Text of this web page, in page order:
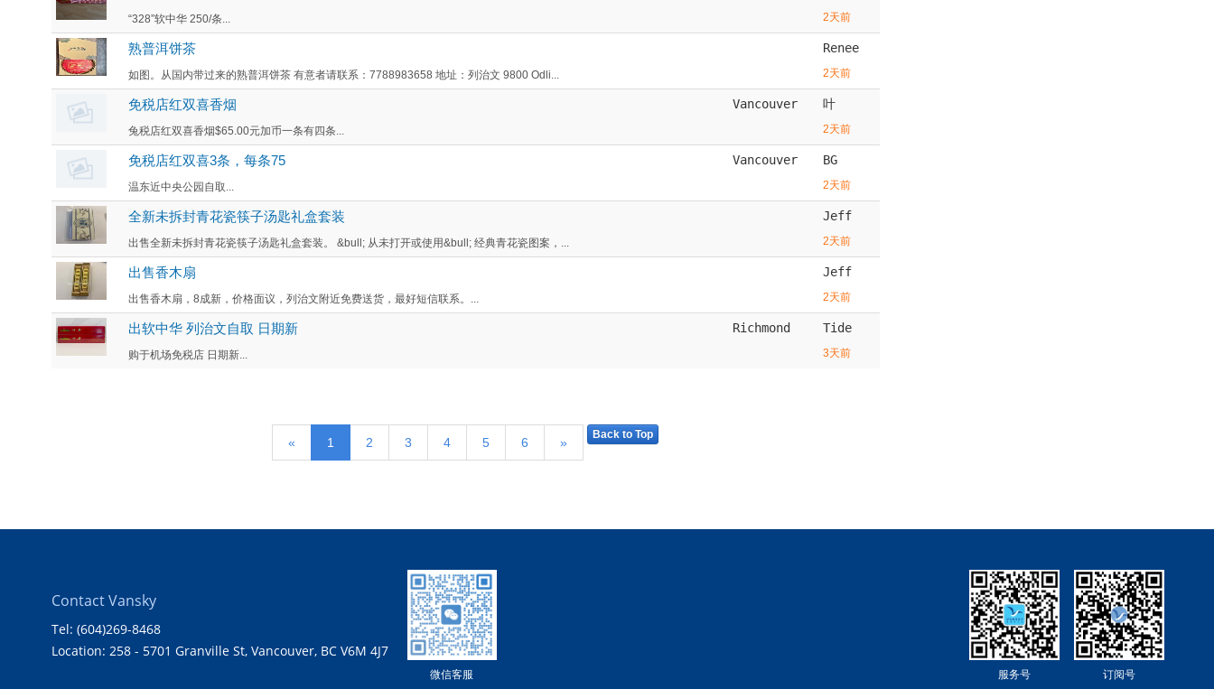
“328”软中华 250/条... 2天前
熟普洱饼茶
如图。从国内带过来的熟普洱饼茶 有意者请联系：7788983658 地址：列治文 9800 Odli...
Renee
2天前
免税店红双喜香烟
兔税店红双喜香烟$65.00元加币一条有四条...
Vancouver 叶
2天前
免税店红双喜3条，每条75
温东近中央公园自取...
Vancouver BG
2天前
全新未拆封青花瓷筷子汤匙礼盒套装
出售全新未拆封青花瓷筷子汤匙礼盒套装。 &bull; 从未打开或使用&bull; 经典青花瓷图案，...
Jeff
2天前
出售香木扇
出售香木扇，8成新，价格面议，列治文附近免费送货，最好短信联系。...
Jeff
2天前
出软中华 列治文自取 日期新
购于机场免税店 日期新...
Richmond Tide
3天前
« 1 2 3 4 5 6 »
Back to Top
Contact Vansky
Tel: (604)269-8468
Location: 258 - 5701 Granville St, Vancouver, BC V6M 4J7
微信客服 订阅号
服务号